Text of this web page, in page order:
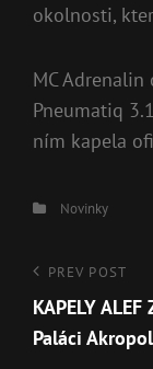
okolnosti,
MC
Pneumatiq
ním kapela
Categories
Novinky
Navigace
pro
příspěvek
Previous
Post
PREV POST
KAPELY
Paláci